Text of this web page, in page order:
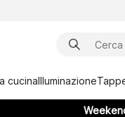
cucinaIlluminazione